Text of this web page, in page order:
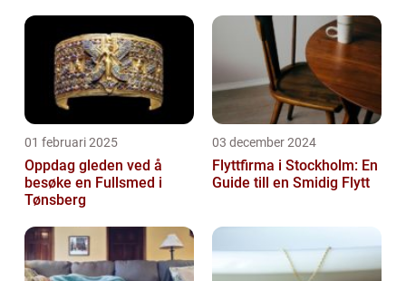
01 februari 2025
Oppdag gleden ved å
besøke en Fullsmed i
Tønsberg
03 december 2024
Flyttfirma i Stockholm: En
Guide till en Smidig Flytt